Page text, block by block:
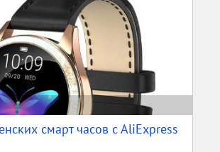
смарт часов c AliExpress